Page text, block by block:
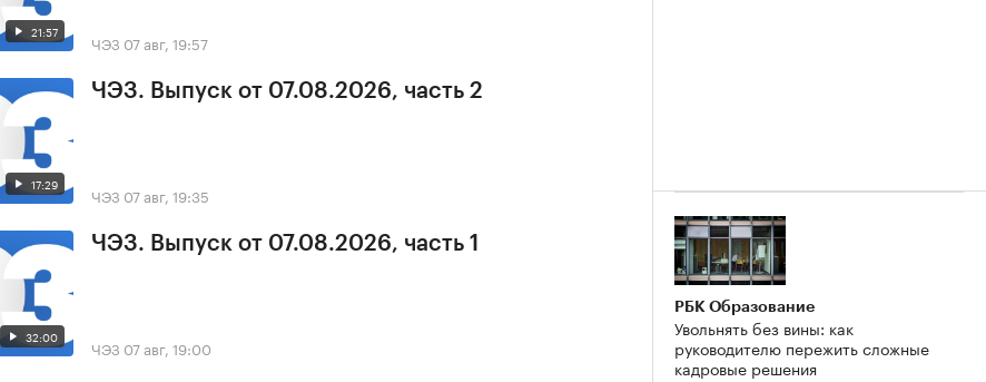
21:57 ЧЭЗ 07 авг, 19:57
17:29
ЧЭЗ. Выпуск от 07.08.2026, часть 2
ЧЭЗ 07 авг, 19:35
32:00
ЧЭЗ. Выпуск от 07.08.2026, часть 1
ЧЭЗ 07 авг, 19:00
РБК Образование
Увольнять без вины: как
руководителю пережить сложные
кадровые решения